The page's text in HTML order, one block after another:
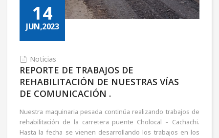
14
JUN,2023
Noticias
REPORTE DE TRABAJOS DE
REHABILITACIÓN DE NUESTRAS VÍAS
DE COMUNICACIÓN .
Nuestra maquinaria pesada continúa realizando trabajos de
rehabilitación de la carretera puente Cholocal – Cachachi.
Hasta la fecha se vienen desarrollando los trabajos en los